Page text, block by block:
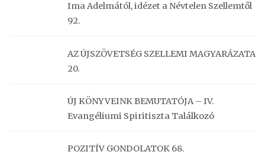
Ima Adelmától, idézet a Névtelen Szellemtől
92.
AZ ÚJSZÖVETSÉG SZELLEMI MAGYARÁZATA
20.
ÚJ KÖNYVEINK BEMUTATÓJA – IV.
Evangéliumi Spiritiszta Találkozó
POZITÍV GONDOLATOK 68.